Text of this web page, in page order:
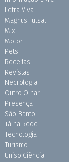
Letra Viva
Magnus Futsal
Mix
Motor
Pets
Receitas
Revistas
Necrologia
Outro Olhar
Presença
São Bento
Tá na Rede
Tecnologia
Turismo
Uniso Ciência